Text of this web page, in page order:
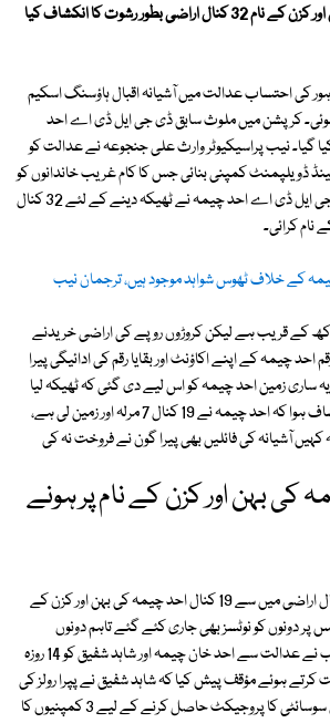
نامزد ملزم احد چیمہ کی بہن اور کزن کے نام 32 کنال اراضی بطور رشوت کا انکشاف کیا
کی احتساب عدالت میں آشیانہ اقبال ہاؤسنگ اسکیم
کرپشن میں ملوث سابق ڈی جی ایل ڈی اے احد
نیب پراسیکیوٹر وارث علی جنجوعہ نے عدالت کو
ڈویلپمنٹ کمپنی بنائی جس کا کام غریب خاندانوں کو
گھر بنا کر دینا ہے سابق ڈی جی ایل ڈی اے احد چیمہ نے ٹھیکہ دینے کے لئے 32 کنال
نام کرائی۔
کے خلاف ٹھوس شواہد موجود ہیں، ترجمان نیب
کی مالیت 3 کروڑ 9 لاکھ کے قریب ہے لیکن کروڑوں روپے کی اراضی خریدنے
کی رقم احد چیمہ کے اپنے اکاؤنٹ اور بقایا رقم کی ادائیگی پیرا
ساری زمین احد چیمہ کو اس لیے دی گئی کہ ٹھیکہ لیا
جا سکے۔ دوران تفتیش انکشاف ہوا کہ احد چیمہ نے 19 کنال 7 مرلہ اور زمین لی ہے،
آشیانہ کی فائلیں بھی پیرا گون نے فروخت نہ کی
کی بہن اور کزن کے نام پر ہونے
وارث علی نے بتایا کہ 32 کنال اراضی میں سے 19 کنال احد چیمہ کی بہن اور کزن کے
پر دونوں کو نوٹسز بھی جاری کئے گئے تاہم دونوں
ملزمان پیش نہیں ہوئے۔ نیب نے عدالت سے احد خان چیمہ اور شاہد شفیق کو 14 روزہ
ہوئے مؤقف پیش کیا کہ شاہد شفیق نے پپرا رولز کی
خلاف ورزی کی، آشیانہ اقبال سوسائٹی کا پروجیکٹ حاصل کرنے کے لیے 3 کمپنیوں کا